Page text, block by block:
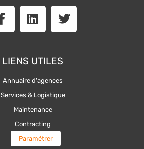
F
a
c
b
o
o
k
L
i
n
e
d
i
n
T
w
i
LIENS UTILES
Annuaire d'agences
Services & Logistique
Maintenance
Contracting
Paramétrer